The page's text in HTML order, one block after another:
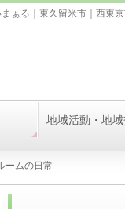
ぁる｜東久留米市｜西東
地域活動・地
ームの日常